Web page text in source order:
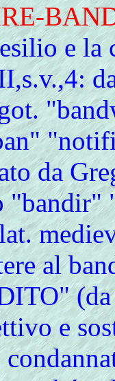
e la
da
"bandir"
al
e